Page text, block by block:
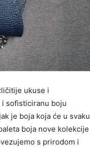
ukuse i
sofisticiranu boju
je boja koja će u svaku
boja nove kolekcije
s prirodom i